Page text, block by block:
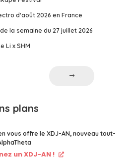
d'août 2026 en France
la semaine du 27 juillet 2026
Li x SHM
plans
vous offre le XDJ-AN, nouveau tout-
un XDJ-AN !